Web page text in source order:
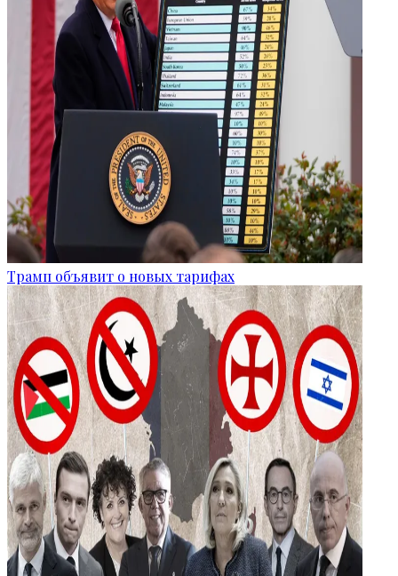
Трамп объявит о новых тарифах